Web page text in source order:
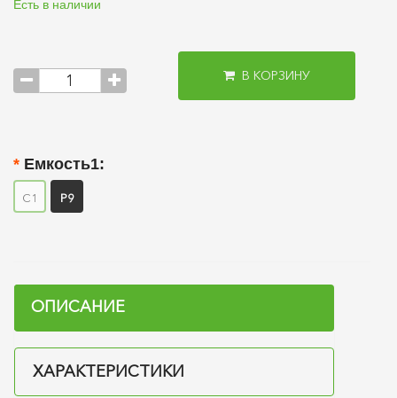
Есть в наличии
В КОРЗИНУ
Емкость1:
С1 P9
ОПИСАНИЕ
ХАРАКТЕРИСТИКИ